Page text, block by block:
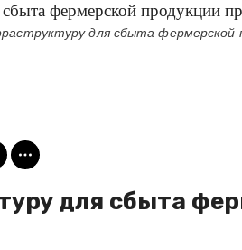
фермерской продукции
для сбыта фермерской
для сбыта